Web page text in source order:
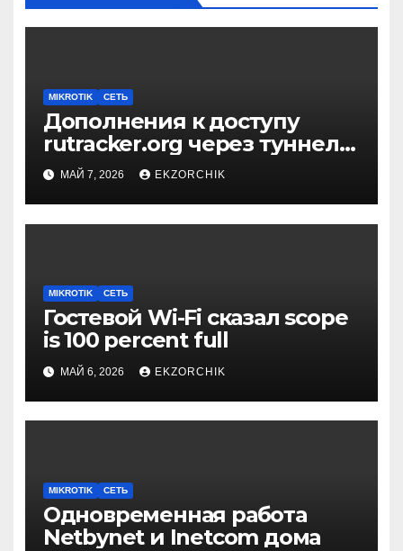
MIKROTIK СЕТЬ
Дополнения к доступу
rutracker.org через туннель
на Mikrotik
МАЙ 7, 2026 EKZORCHIK
MIKROTIK СЕТЬ
Гостевой Wi-Fi сказал scope
is 100 percent full
МАЙ 6, 2026 EKZORCHIK
MIKROTIK СЕТЬ
Одновременная работа
Netbynet и Inetcom дома